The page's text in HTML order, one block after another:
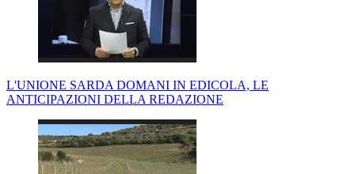
L'UNIONE SARDA DOMANI IN EDICOLA, LE
ANTICIPAZIONI DELLA REDAZIONE